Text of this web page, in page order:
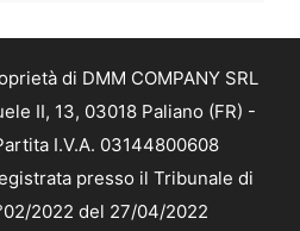
di DMM COMPANY SRL
II, 13, 03018 Paliano (FR) -
I.V.A. 03144800608
presso il Tribunale di
2022 del 27/04/2022